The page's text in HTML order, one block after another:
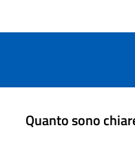
Quanto sono